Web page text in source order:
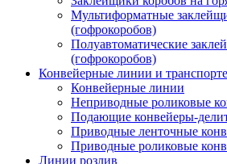
Мультиформатные
(гофрокоробов)
Полуавтоматические
(гофрокоробов)
Конвейерные линии и
Конвейерные линии
Неприводные роликовые
Подающие конвейеры-
Приводные ленточные
Приводные роликовые
Линии розлив